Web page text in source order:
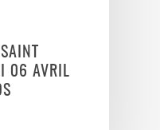
06 AVRIL